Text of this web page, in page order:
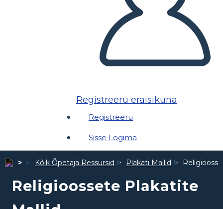
Registreeru eraisikuna
Registreeru
Sisse Logima
Kõik Õpetaja Ressursid Plakati Mallid
Religioossete Plakatite